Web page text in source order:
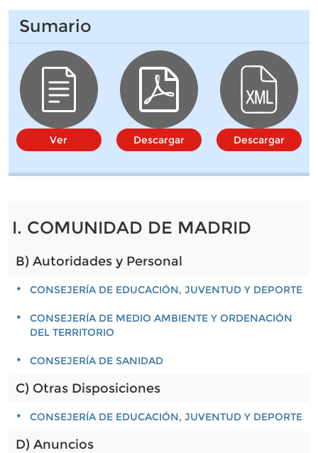
Sumario
Ver Descargar Descargar
I. COMUNIDAD DE MADRID
B) Autoridades y Personal
CONSEJERÍA DE EDUCACIÓN, JUVENTUD Y DEPORTE
CONSEJERÍA DE MEDIO AMBIENTE Y ORDENACIÓN
DEL TERRITORIO
CONSEJERÍA DE SANIDAD
C) Otras Disposiciones
CONSEJERÍA DE EDUCACIÓN, JUVENTUD Y DEPORTE
D) Anuncios